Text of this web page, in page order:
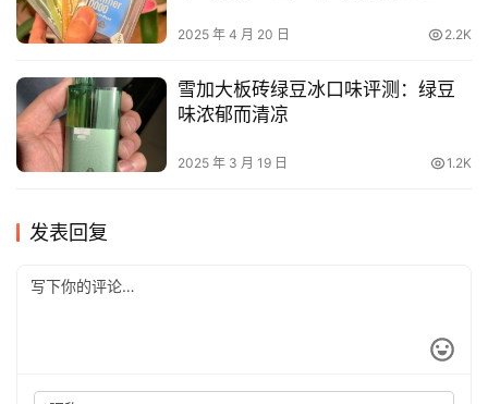
2025 年 4 月 20 日 2.2K
雪加大板砖绿豆冰口味评测：绿豆
味浓郁而清凉
2025 年 3 月 19 日 1.2K
发表回复